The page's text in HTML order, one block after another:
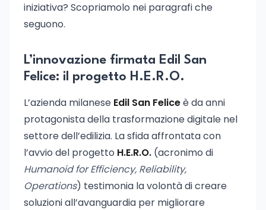
iniziativa? Scopriamolo nei paragrafi che
seguono.
L’innovazione firmata Edil San
Felice: il progetto H.E.R.O.
L’azienda milanese Edil San Feliceè da anni
protagonista della trasformazione digitale nel
settore dell’edilizia. La sfida affrontata con
l’avvio del progetto H.E.R.O. (acronimo di
Humanoid for Efficiency, Reliability,
Operations) testimonia la volontà di creare
soluzioni all’avanguardia per migliorare